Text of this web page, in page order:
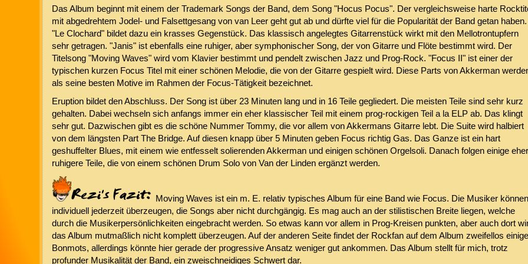
Das Album beginnt mit einem der Trademark Songs der Band, dem Song "Hocus Pocus". Der vergleichsweise harte
mit abgedrehtem Jodel- und Falsettgesang von van Leer geht gut ab und dürfte viel für die Popularität der Band getan haben.
"Le Clochard" bildet dazu ein krasses Gegenstück. Das klassisch angelegtes Gitarrenstück wirkt mit den Mellotrontupfern
sehr getragen. "Janis" ist ebenfalls eine ruhiger, aber symphonischer Song, der von Gitarre und Flöte bestimmt wird. Der
Titelsong "Moving Waves" wird vom Klavier bestimmt und pendelt zwischen Jazz und Prog-Rock. "Focus II" ist einer der
typischen kurzen Focus Titel mit einer schönen Melodie, die von der Gitarre gespielt wird. Diese Parts von Akkerman
als seine besten Motive im Rahmen der Focus-Tätigkeit bezeichnet.
Eruption bildet den Abschluss. Der Song ist über 23 Minuten lang und in 16 Teile gegliedert. Die meisten Teile sind sehr kurz
gehalten. Dabei wechseln sich anfangs immer ein eher klassischer Teil mit einem prog-rockigen Teil a la ELP ab. Das klingt
sehr gut. Dazwischen gibt es die schöne Nummer Tommy, die vor allem von Akkermans Gitarre lebt. Die Suite wird halbiert
von dem längsten Part The Bridge. Auf diesen knapp über 5 Minuten geben Focus richtig Gas. Das Ganze ist ein hart
geshuffelter Blues, mit einem wie entfesselt solierenden Akkerman und einigen schönen Orgelsoli. Danach folgen einige eher
ruhigere Teile, die von einem schönen Drum Solo von Van der Linden ergänzt werden.
Moving Waves ist ein m. E. relativ typisches Album für eine Band wie Focus. Die Musiker können
individuell jederzeit überzeugen, die Songs aber nicht durchgängig. Es mag auch an der stilistischen Breite liegen, welche
durch die Musikerpersönlichkeiten eingebracht werden. So etwas kann vor allem in Prog-Kreisen punkten, aber auch dort
das Album mutmaßlich nicht komplett überzeugen. Auf der anderen Seite findet der Rockfan auf dem Album zweifellos einige
Bonmots, allerdings könnte hier gerade der progressive Ansatz weniger gut ankommen. Das Album stellt für mich, trotz
profunder Musikalität der Band, ein zweischneidiges Schwert dar.